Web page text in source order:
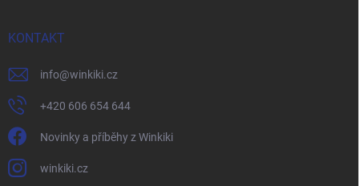
KONTAKT
info@winkiki.cz
+420 606 654 644
Novinky a příběhy z Winkiki
winkiki.cz